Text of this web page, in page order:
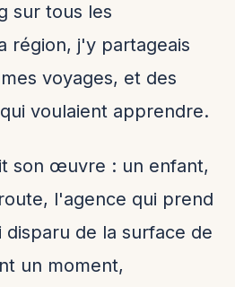
sur tous les
région, j'y partageais
voyages, et des
voulaient apprendre.
son œuvre : un enfant,
l'agence qui prend
de la surface de
un moment,